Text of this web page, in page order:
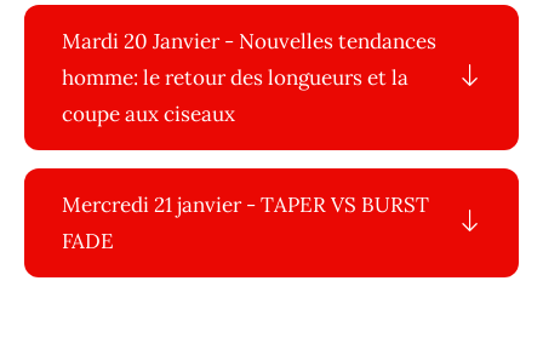
Mardi 20 Janvier - Nouvelles tendances
homme: le retour des longueurs et la
coupe aux ciseaux
Mercredi 21 janvier - TAPER VS BURST
FADE